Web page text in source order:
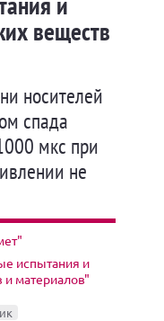
веществ
носителей
спада
мкс при
не
испытания и
и материалов"